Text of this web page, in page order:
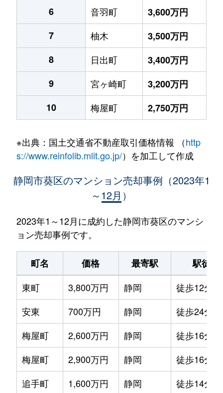
6
音羽町
3,600万円
7
柚木
3,500万円
8
日出町
3,400万円
9
宮ヶ崎町
3,200万円
10
梅屋町 2,750万円
※出典：国土交通省不動産取引価格情報 （http
s://www.reinfolib.mlit.go.jp/）を加工して作成
静岡市葵区のマンション売却事例（2023年1
～12月）
2023年1～12月に成約した静岡市葵区のマンシ
ョン売却事例です。
町名 価格 最寄駅
駅徒歩
東町
3,800万円 静岡
徒歩12分
安東
700万円 静岡
徒歩24分
梅屋町
2,600万円 静岡
徒歩16分
梅屋町
2,900万円 静岡
徒歩16分
追手町
1,600万円 静岡
徒歩14分